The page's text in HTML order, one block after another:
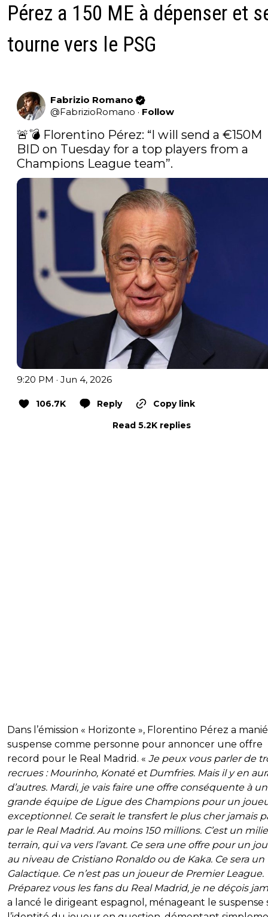
Pérez a 150 ME à dépenser et
tourne vers le PSG
Fabrizio Romano
@FabrizioRomano · Follow
🚨💣 Florentino Pérez: “I will send a €150M
BID on Tuesday for a top players from a
Champions League team”.
9:20 PM · Jun 4, 2026
106.7K Reply
Copy link
Read 5.2K replies
Dans l’émission « Horizonte », Florentino Pérez a
suspense comme personne pour annoncer une offre
record pour le Real Madrid. « Je peux vous parler de
recrues : Mourinho, Konaté et Dumfries. Mais il y en
d’autres. Mardi, je vais faire une offre conséquente à
grande équipe de Ligue des Champions pour un
exceptionnel. Ce serait le transfert le plus cher jamais
par le Real Madrid. Au moins 150 millions. C’est un
terrain, qui va vers l’avant. Ce sera une offre pour un
au niveau de Cristiano Ronaldo ou de Kaka. Ce sera un
Galactique. Ce n’est pas un joueur de Premier League.
Préparez vous les fans du Real Madrid, je ne déçois
a lancé le dirigeant espagnol, ménageant le suspense